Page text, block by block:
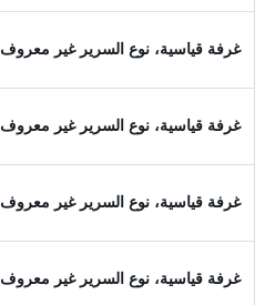
غرفة قياسية، نوع السرير غير معروف
غرفة قياسية، نوع السرير غير معروف
غرفة قياسية، نوع السرير غير معروف
غرفة قياسية، نوع السرير غير معروف